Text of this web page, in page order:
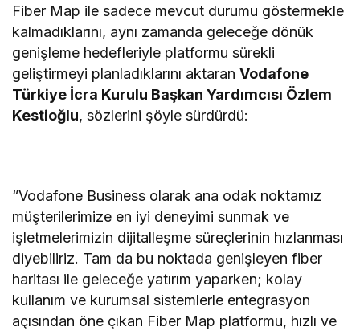
Fiber Map ile sadece mevcut durumu göstermekle
kalmadıklarını, aynı zamanda geleceğe dönük
genişleme hedefleriyle platformu sürekli
geliştirmeyi planladıklarını aktaranVodafone
Türkiye İcra Kurulu Başkan Yardımcısı Özlem
Kestioğlu, sözlerini şöyle sürdürdü:
“Vodafone Business olarak ana odak noktamız
müşterilerimize en iyi deneyimi sunmak ve
işletmelerimizin dijitalleşme süreçlerinin hızlanması
diyebiliriz. Tam da bu noktada genişleyen fiber
haritası ile geleceğe yatırım yaparken; kolay
kullanım ve kurumsal sistemlerle entegrasyon
açısından öne çıkan Fiber Map platformu, hızlı ve